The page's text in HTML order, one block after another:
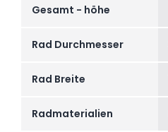
Gesamt - höhe
Rad Durchmesser
Rad Breite
Radmaterialien